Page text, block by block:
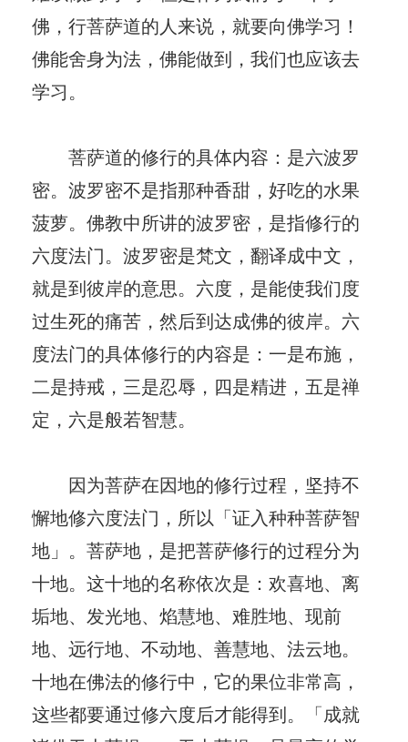
佛，行菩萨道的人来说，就要向佛学习！
佛能舍身为法，佛能做到，我们也应该去
学习。
菩萨道的修行的具体内容：是六波罗
密。波罗密不是指那种香甜，好吃的水果
菠萝。佛教中所讲的波罗密，是指修行的
六度法门。波罗密是梵文，翻译成中文，
就是到彼岸的意思。六度，是能使我们度
过生死的痛苦，然后到达成佛的彼岸。六
度法门的具体修行的内容是：一是布施，
二是持戒，三是忍辱，四是精进，五是禅
定，六是般若智慧。
因为菩萨在因地的修行过程，坚持不
懈地修六度法门，所以「证入种种菩萨智
地」。菩萨地，是把菩萨修行的过程分为
十地。这十地的名称依次是：欢喜地、离
垢地、发光地、焰慧地、难胜地、现前
地、远行地、不动地、善慧地、法云地。
十地在佛法的修行中，它的果位非常高，
这些都要通过修六度后才能得到。「成就